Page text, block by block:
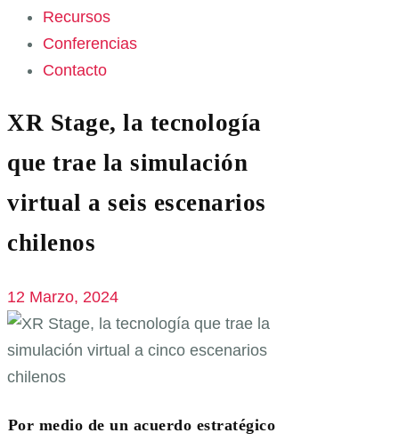
Recursos
Conferencias
Contacto
XR Stage, la tecnología
que trae la simulación
virtual a seis escenarios
chilenos
12 Marzo, 2024
Por medio de un acuerdo estratégico